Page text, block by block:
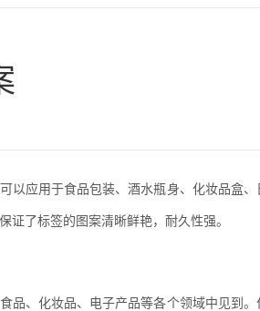
以应用于食品包装、酒水瓶身、化妆品盒
证了标签的图案清晰鲜艳，耐久性强。
品、化妆品、电子产品等各个领域中见到。